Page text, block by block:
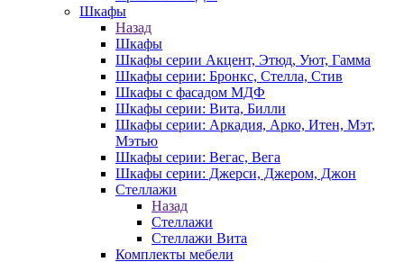
Шкафы
Назад
Шкафы
Шкафы серии Акцент, Этюд, Уют, Гамма
Шкафы серии: Бронкс, Стелла, Стив
Шкафы с фасадом МДФ
Шкафы серии: Вита, Билли
Шкафы серии: Аркадия, Арко, Итен, Мэт,
Мэтью
Шкафы серии: Вегас, Вега
Шкафы серии: Джерси, Джером, Джон
Стеллажи
Назад
Стеллажи
Стеллажи Вита
Комплекты мебели